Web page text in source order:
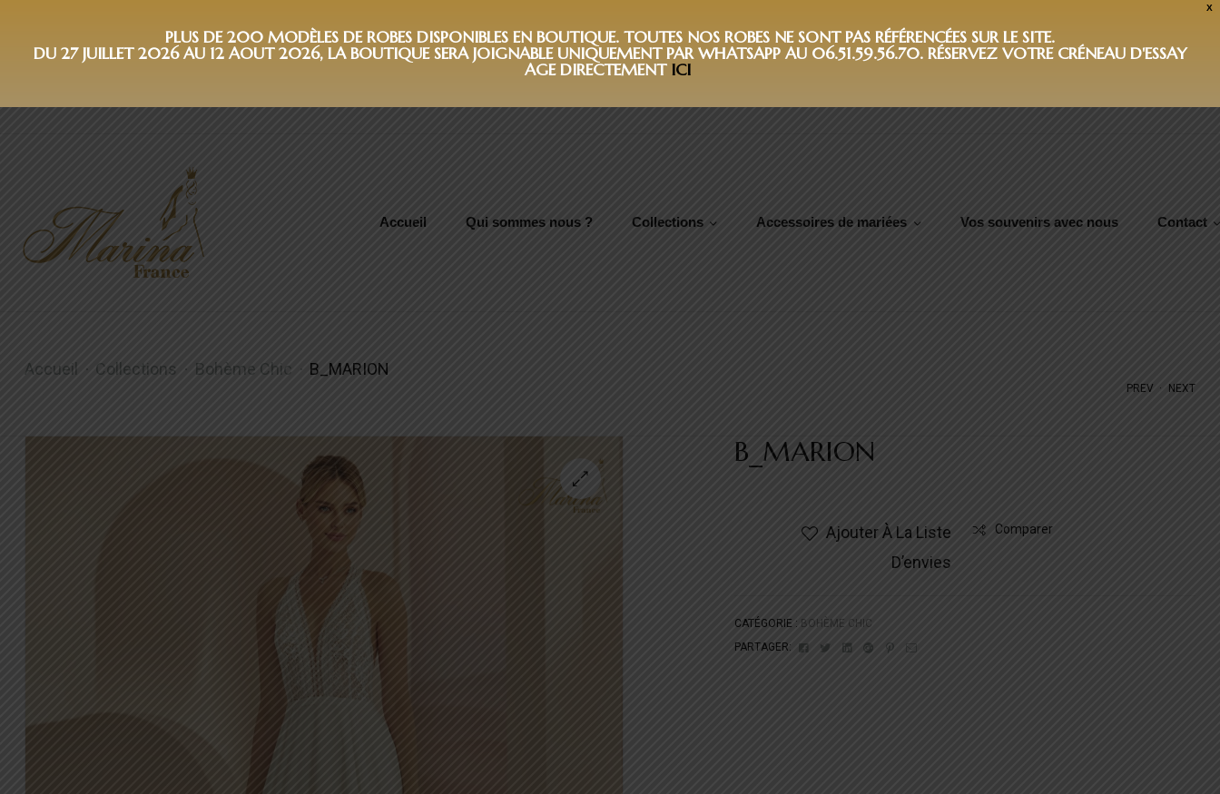
X
PLUS DE 200 MODÈLES DE ROBES DISPONIBLES EN BOUTIQUE. TOUTES NOS ROBES NE SONT PAS RÉFÉRENCÉES SUR LE SITE.
DU 27 JUILLET 2026 AU 12 AOUT 2026, LA BOUTIQUE SERA JOIGNABLE UNIQUEMENT PAR WHATSAPP AU 06.51.59.56.70. RÉSERVEZ VOTRE CRÉNEAU D'ESSAY
AGE DIRECTEMENT ICI
Accueil Qui sommes nous ? Collections Accessoires de mariées Vos souvenirs avec nous Contact
B_MARION
Accueil Collections Bohème Chic B_MARION
PREV . NEXT
B_MARION
Ajouter À La Liste
D’envies
Comparer
CATÉGORIE : BOHÈME CHIC
PARTAGER:
FacebookTwitterLinkedinGoogle+Pinterest